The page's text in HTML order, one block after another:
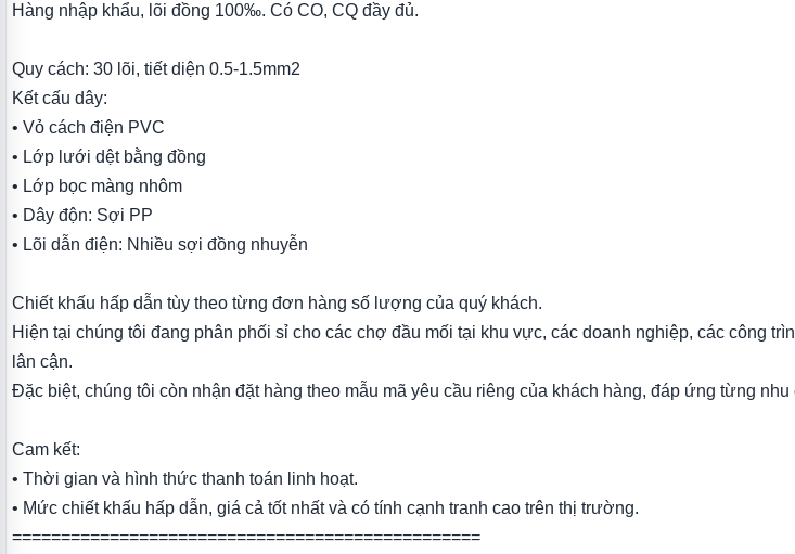
Hàng nhập khẩu, lõi đồng 100‰. Có CO, CQ đầy đủ.
Quy cách: 30 lõi, tiết diện 0.5-1.5mm2
Kết cấu dây:
• Vỏ cách điện PVC
• Lớp lưới dệt bằng đồng
• Lớp bọc màng nhôm
• Dây độn: Sợi PP
• Lõi dẫn điện: Nhiều sợi đồng nhuyễn
Chiết khấu hấp dẫn tùy theo từng đơn hàng số lượng của quý khách.
Hiện tại chúng tôi đang phân phối sỉ cho các chợ đầu mối tại khu vực, các doanh nghiệp, các công
lân cận.
Đặc biệt, chúng tôi còn nhận đặt hàng theo mẫu mã yêu cầu riêng của khách hàng, đáp ứng từng nhu
Cam kết:
• Thời gian và hình thức thanh toán linh hoạt.
• Mức chiết khấu hấp dẫn, giá cả tốt nhất và có tính cạnh tranh cao trên thị trường.
================================================